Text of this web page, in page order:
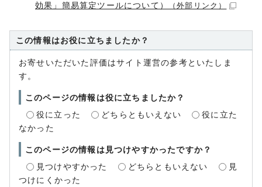
効果」簡易算定ツールについて）
（外部リンク）
この情報はお役に立ちましたか？
お寄せいただいた評価はサイト運営の参考といたしま
す。
このページの情報は役に立ちましたか？
役に立った
どちらともいえない
役に立た
なかった
このページの情報は見つけやすかったですか？
見つけやすかった
どちらともいえない
見
つけにくかった